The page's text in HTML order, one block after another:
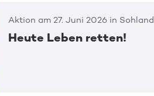
Aktion am 27. Juni 2026 in Sohland
Heute Leben retten!